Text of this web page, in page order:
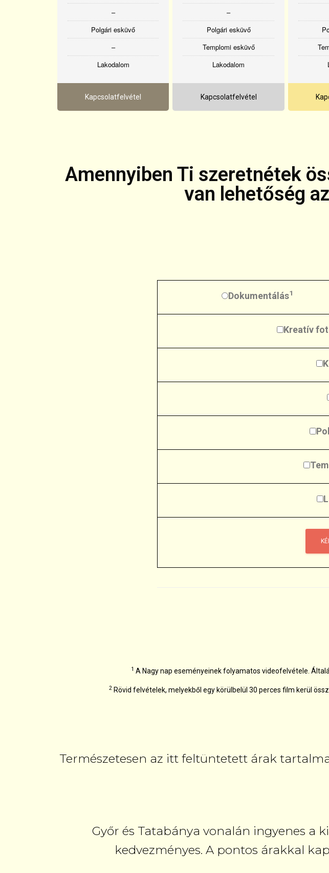
–
Polgári esküvő
–
Lakodalom
Kapcsolatfelvétel
–
Polgári esküvő
Templomi esküvő
Lakodalom
Kapcsolatfelvétel
Amennyiben Ti szeretnétek
van lehetőség
Dokumentálás1
Kreatív
1 A Nagy nap eseményeinek folyamatos videofelvétele.
2 Rövid felvételek, melyekből egy körülbelül 30 perces film kerül
Természetesen az itt feltüntetett árak
Győr és Tatabánya vonalán ingyenes a
kedvezményes. A pontos árakkal